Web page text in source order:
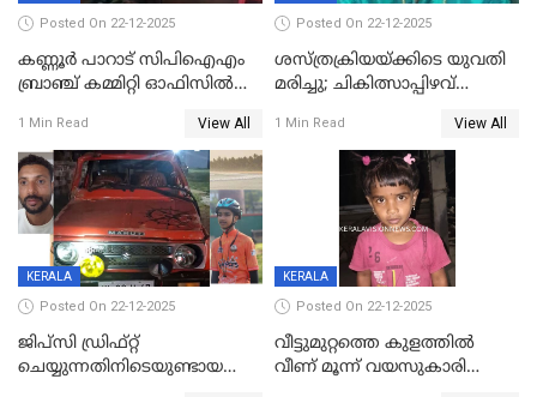
Posted On 22-12-2025
കണ്ണൂർ പാറാട് സിപിഐഎം
ബ്രാഞ്ച് കമ്മിറ്റി ഓഫിസിൽ
ചിത്രങ്ങളടക്കം കത്തിയ
നിലയിൽ
1 Min Read View All
Posted On 22-12-2025
ശസ്ത്രക്രിയയ്‌ക്കിടെ യുവതി
മരിച്ചു; ചികിത്സാപ്പിഴവ്
സംഭവം മാവേലിക്കരയിൽ
1 Min Read View All
KERALA
Posted On 22-12-2025
ജിപ്സി ഡ്രിഫ്റ്റ്
ചെയ്യുന്നതിനിടെയുണ്ടായ
KERALA
Posted On 22-12-2025
വീട്ടുമുറ്റത്തെ കുളത്തിൽ
വീണ് മൂന്ന് വയസുകാരി